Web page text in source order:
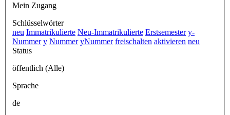
Mein Zugang
Schlüsselwörter
neu Immatrikulierte Neu-Immatrikulierte Erstsemester y-
Nummer y Nummer yNummer freischalten aktivieren neu
Status
öffentlich (Alle)
Sprache
de